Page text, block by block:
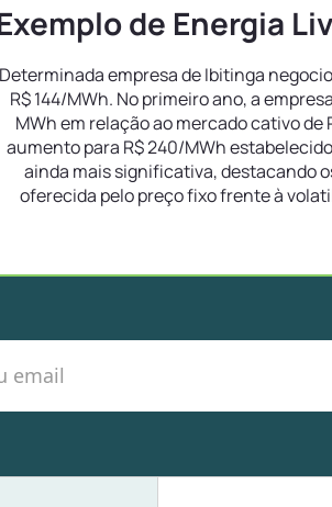
de Energia
Determinada empresa de Ibitinga
R$ 144/MWh. No primeiro ano, a
MWh em relação ao mercado cativo de
aumento para R$ 240/MWh
ainda mais significativa, destacando
oferecida pelo preço fixo frente à